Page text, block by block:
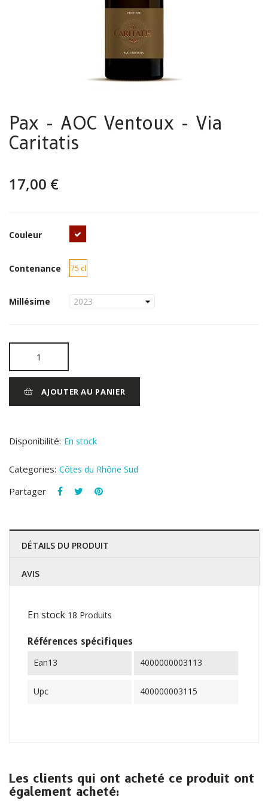
Pax - AOC Ventoux - Via
Caritatis
17,00 €
Couleur
Contenance 75 cl
Millésime
AJOUTER AU PANIER
Disponibilité: En stock
Categories: Côtes du Rhône Sud
Partager
DÉTAILS DU PRODUIT
AVIS
En stock 18 Produits
Références spécifiques
Ean13 4000000003113
Upc 400000003115
Les clients qui ont acheté ce produit ont
également acheté: